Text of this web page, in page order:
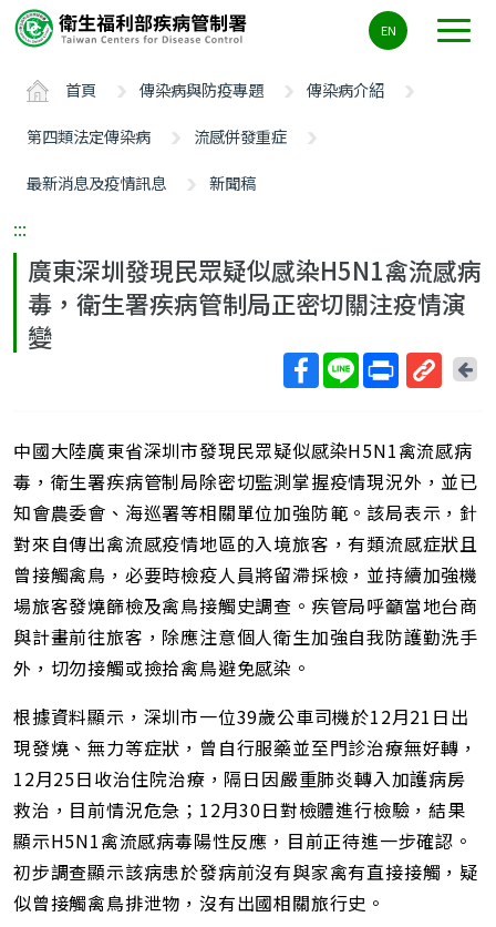
要
ALT+C
EN
首頁 傳染病與防疫專題
傳染病介紹
第四類法定傳染病
流感併發重症
最新消息及疫情訊息
新聞稿
:::
廣東深圳發現民眾疑似感染H5N1禽流感病
毒，衛生署疾病管制局正密切關注疫情演
變
短
網
址
回
中國大陸廣東省深圳市發現民眾疑似感染H5N1禽流感病
毒，衛生署疾病管制局除密切監測掌握疫情現況外，並已
知會農委會、海巡署等相關單位加強防範。該局表示，針
對來自傳出禽流感疫情地區的入境旅客，有類流感症狀且
曾接觸禽鳥，必要時檢疫人員將留滯採檢，並持續加強機
場旅客發燒篩檢及禽鳥接觸史調查。疾管局呼籲當地台商
與計畫前往旅客，除應注意個人衛生加強自我防護勤洗手
外，切勿接觸或撿拾禽鳥避免感染。
根據資料顯示，深圳市一位39歲公車司機於12月21日出
現發燒、無力等症狀，曾自行服藥並至門診治療無好轉，
12月25日收治住院治療，隔日因嚴重肺炎轉入加護病房
救治，目前情況危急；12月30日對檢體進行檢驗，結果
顯示H5N1禽流感病毒陽性反應，目前正待進一步確認。
初步調查顯示該病患於發病前沒有與家禽有直接接觸，疑
似曾接觸禽鳥排泄物，沒有出國相關旅行史。